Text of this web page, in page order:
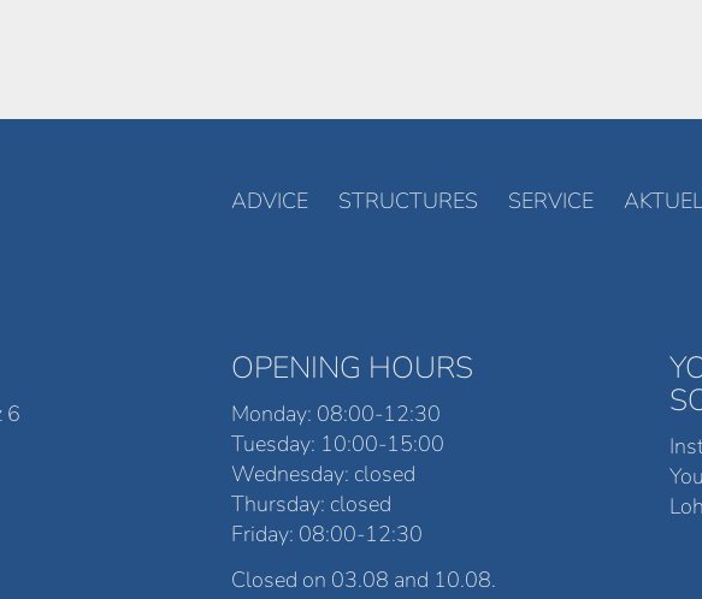
ADVICE STRUCTURES SERVICE
6
OPENING HOURS
Monday: 08:00-12:30
Tuesday: 10:00-15:00
Wednesday: closed
Thursday: closed
Friday: 08:00-12:30
Closed on 03.08 and 10.08.